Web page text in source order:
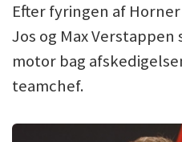
Efter fyringen af
Jos og Max
motor bag
teamchef.